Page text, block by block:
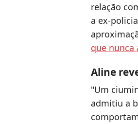
relação
a ex-
que nunca
Aline
"Um
admitiu a